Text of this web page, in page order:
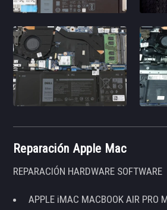
Reparación Apple Mac
REPARACIÓN HARDWARE SOFTWARE
APPLE iMAC MACBOOK AIR PRO